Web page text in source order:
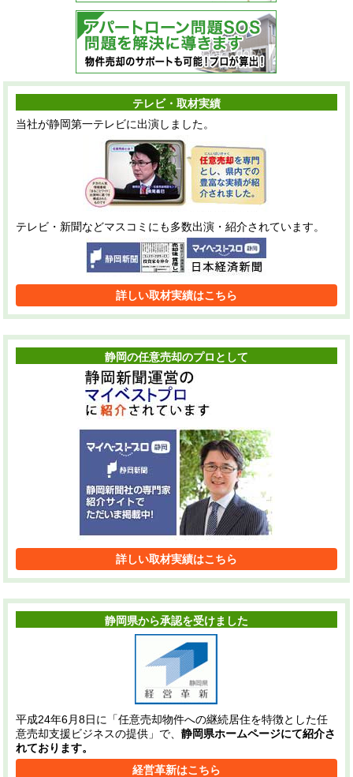
テレビ・取材実績
当社が静岡第一テレビに出演しました。
テレビ・新聞などマスコミにも多数出演・紹介されています。
詳しい取材実績はこちら
静岡の任意売却のプロとして
詳しい取材実績はこちら
静岡県から承認を受けました
平成24年6月8日に「任意売却物件への継続居住を特徴とした任
意売却支援ビジネスの提供」で、静岡県ホームページにて紹介さ
れております。
経営革新はこちら